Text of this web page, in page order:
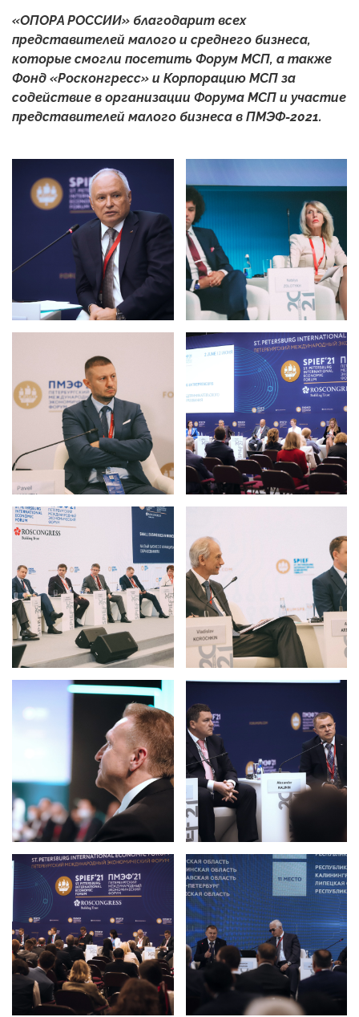
«ОПОРА РОССИИ» благодарит всех
представителей малого и среднего бизнеса,
которые смогли посетить Форум МСП, а также
Фонд «Росконгресс» и Корпорацию МСП за
содействие в организации Форума МСП и участие
представителей малого бизнеса в ПМЭФ-2021.